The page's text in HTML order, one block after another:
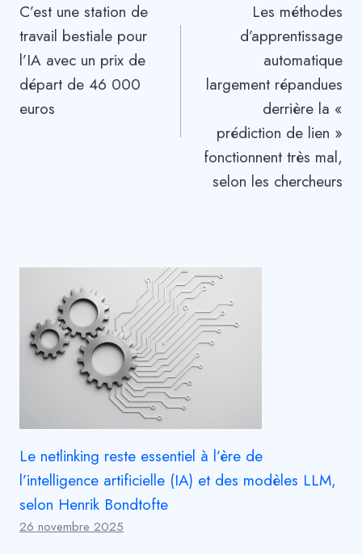
de
l’article
C’est une station de
travail bestiale pour
l’IA avec un prix de
départ de 46 000
euros
Les méthodes
d’apprentissage
automatique
largement répandues
derrière la «
prédiction de lien »
fonctionnent très mal,
selon les chercheurs
Le netlinking reste essentiel à l’ère de
l’intelligence artificielle (IA) et des modèles LLM,
selon Henrik Bondtofte
26 novembre 2025